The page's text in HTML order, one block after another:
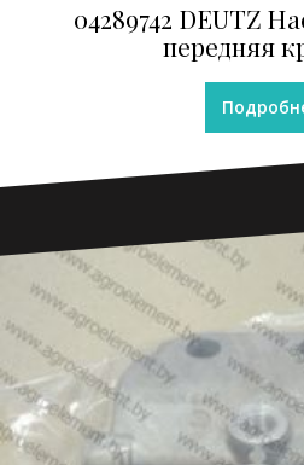
04289742 DEUTZ
передняя